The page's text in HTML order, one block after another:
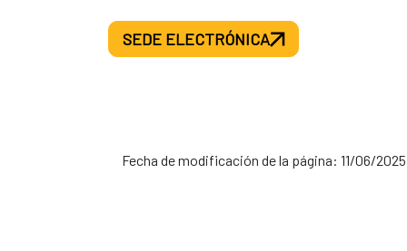
SEDE ELECTRÓNICA
Fecha de modificación de la página: 11/06/2025